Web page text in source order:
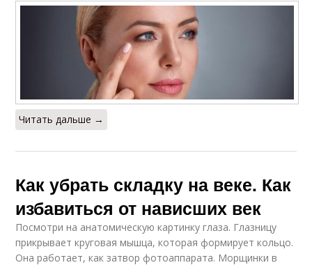
Читать дальше →
Как убрать складку на веке. Как
избавиться от нависших век
Посмотри на анатомическую картинку глаза. Глазницу
прикрывает круговая мышца, которая формирует кольцо.
Она работает, как затвор фотоаппарата. Морщинки в